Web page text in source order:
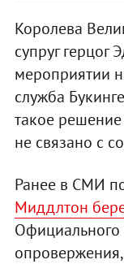
Королева
супруг герцог
мероприятии
служба
такое
не связано с
Ранее в СМИ
Миддлтон
Официального